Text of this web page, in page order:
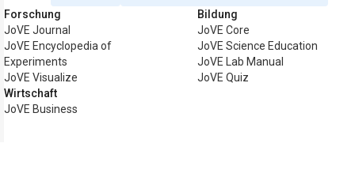
Forschung
JoVE Journal
JoVE Encyclopedia of
Experiments
JoVE Visualize
Wirtschaft
JoVE Business
Bildung
JoVE Core
JoVE Science Education
JoVE Lab Manual
JoVE Quiz